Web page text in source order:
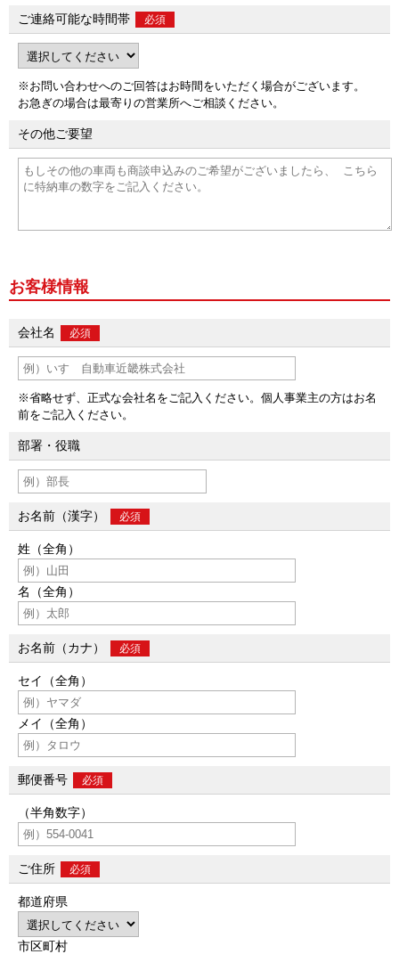
ご連絡可能な時間帯 必須
※お問い合わせへのご回答はお時間をいただく場合がございます。
お急ぎの場合は最寄りの営業所へご相談ください。
その他ご要望
お客様情報
会社名 必須
※省略せず、正式な会社名をご記入ください。個人事業主の方はお名
前をご記入ください。
部署・役職
お名前（漢字） 必須
姓（全角）
名（全角）
お名前（カナ） 必須
セイ（全角）
メイ（全角）
郵便番号 必須
（半角数字）
ご住所 必須
都道府県
市区町村